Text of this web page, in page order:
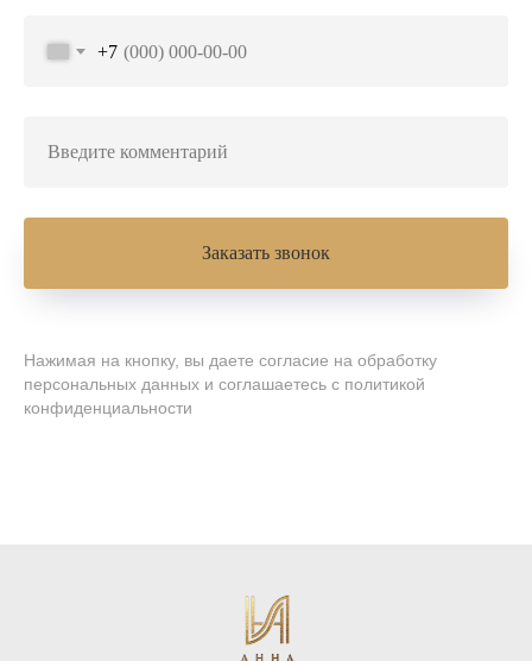
+7
Заказать звонок
Нажимая на кнопку, вы даете согласие на обработку
персональных данных и соглашаетесь c политикой
конфиденциальности